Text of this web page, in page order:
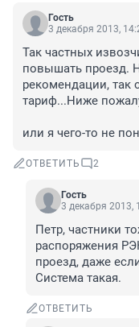
Гость
3 декабря 2013,
Так частных
повышать проезд.
рекомендации, так
тариф...Ниже
или я чего-то не
ОТВЕТИТЬ 2
Гость
3 декабря 2013,
Петр, частники
распоряжения
проезд, даже
Система такая.
ОТВЕТИТЬ